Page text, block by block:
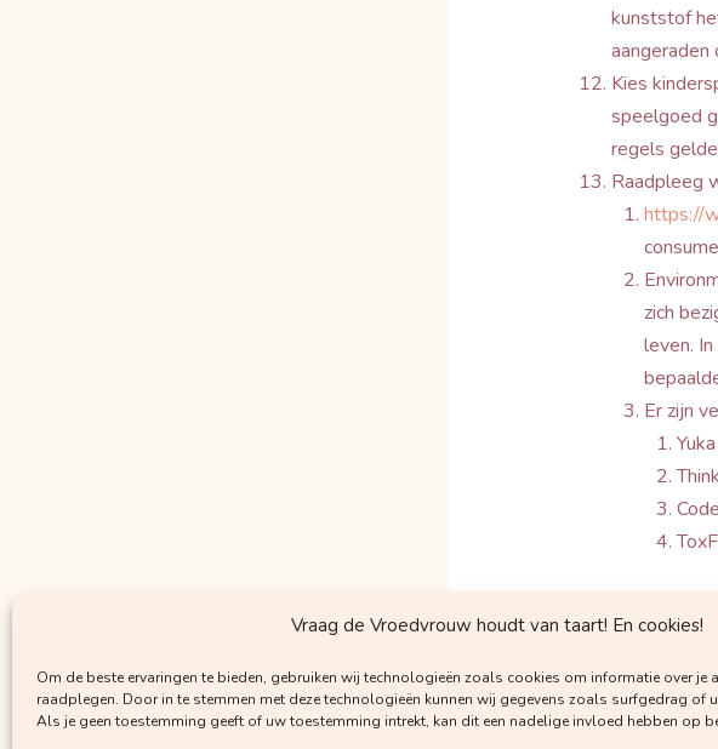
Vraag de Vroedvrouw houdt van taart! En cookies!
Om de beste ervaringen te bieden, gebruiken wij technologieën zoals cookies om informatie over je
raadplegen. Door in te stemmen met deze technologieën kunnen wij gegevens zoals surfgedrag of
Als je geen toestemming geeft of uw toestemming intrekt, kan dit een nadelige invloed hebben op
kunststof
Kies
speelgoed
regels
Raadpleeg
https://
zich
leven.
Er zijn
Bepaalde
Made Safe
Ventileer